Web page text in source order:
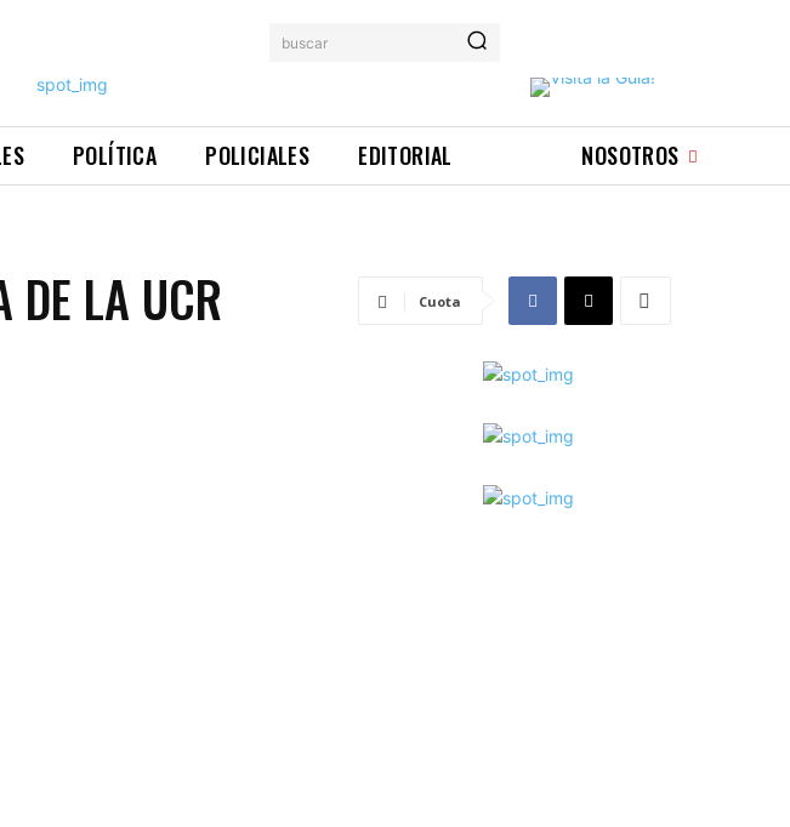
buscar
POLÍTICA POLICIALES EDITORIAL NOSOTROS
DE LA UCR
Cuota